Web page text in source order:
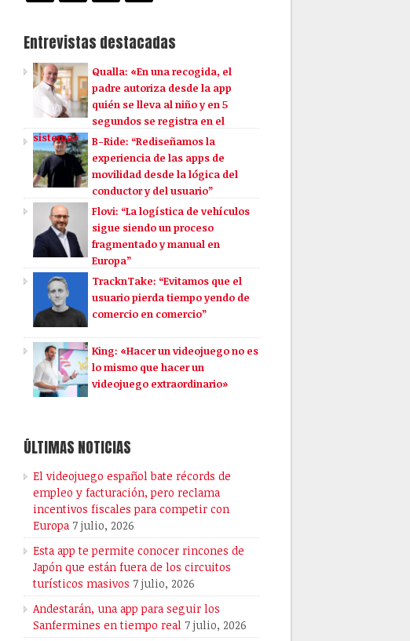
Entrevistas destacadas
Qualla: «En una recogida, el
padre autoriza desde la app
quién se lleva al niño y en 5
segundos se registra en el
sistema»
B-Ride: “Rediseñamos la
experiencia de las apps de
movilidad desde la lógica del
conductor y del usuario”
Flovi: “La logística de vehículos
sigue siendo un proceso
fragmentado y manual en
Europa”
TracknTake: “Evitamos que el
usuario pierda tiempo yendo de
comercio en comercio”
King: «Hacer un videojuego no es
lo mismo que hacer un
videojuego extraordinario»
ÚLTIMAS NOTICIAS
El videojuego español bate récords de
empleo y facturación, pero reclama
incentivos fiscales para competir con
Europa 7 julio, 2026
Esta app te permite conocer rincones de
Japón que están fuera de los circuitos
turísticos masivos 7 julio, 2026
Andestarán, una app para seguir los
Sanfermines en tiempo real 7 julio, 2026